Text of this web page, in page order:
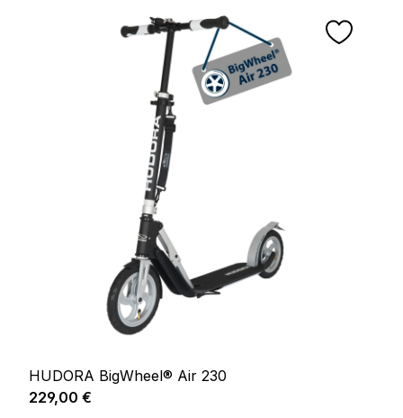
HUDORA BigWheel® Air 230
Prix régulier :
229,00 €